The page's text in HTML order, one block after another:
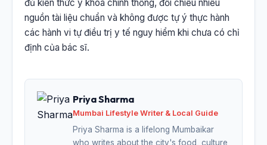
đủ kiến thức y khoa chính thống, đối chiếu nhiều
nguồn tài liệu chuẩn và không được tự ý thực hành
các hành vi tự điều trị y tế nguy hiểm khi chưa có chỉ
định của bác sĩ.
Priya Sharma
Mumbai Lifestyle Writer & Local Guide
Priya Sharma is a lifelong Mumbaikar
who writes about the city's food, culture